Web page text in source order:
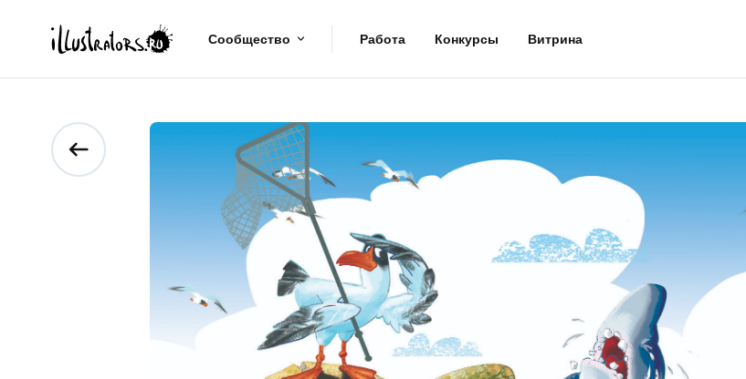
Сообщество Работа Конкурсы Витрина